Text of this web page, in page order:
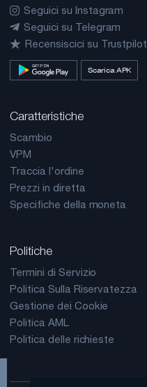
Seguici su Instagram
Seguici su Telegram
Recensiscici su Trustpilot
Scarica APK
Caratteristiche
Scambio
VPM
Traccia l'ordine
Prezzi in diretta
Specifiche della moneta
Politiche
Termini di Servizio
Politica Sulla Riservatezza
Gestione dei Cookie
Politica AML
Politica delle richieste